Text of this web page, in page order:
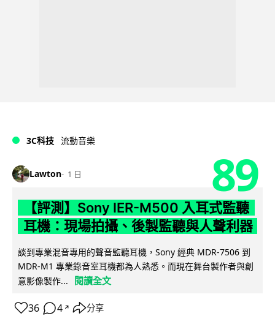
3C科技 流動音樂
Lawton 1 日 89
【評測】Sony IER-M500 入耳式監聽
耳機：現場拍攝、後製監聽與人聲利器
談到專業混音專用的聲音監聽耳機，Sony 經典 MDR-7506 到
MDR-M1 專業錄音室耳機都為人熟悉。而現在舞台製作者與創
意影像製作...
閱讀全文
36 4 ↗ 分享